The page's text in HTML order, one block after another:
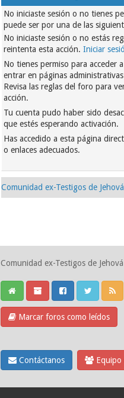
No iniciaste sesión o no tienes
puede ser por una de las
No iniciaste sesión o no estás
reintenta esta acción.Iniciar
No tienes permiso para acceder
entrar en páginas
Revisa las reglas del foro para
acción.
Tu cuenta pudo haber sido
que estés esperando activación.
Has accedido a esta página
o enlaces adecuados.
Comunidad ex-Testigos de Jehová
Comunidad ex-Testigos de Jehová
Marcar foros como leídos
Contáctanos